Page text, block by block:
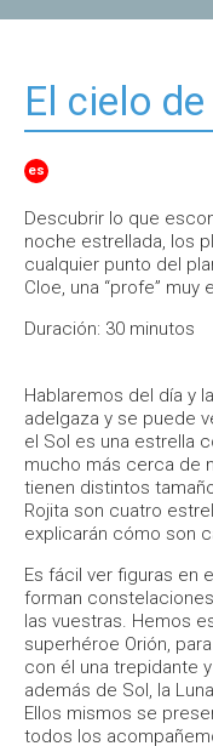
El cielo
es
Descubrir lo que
noche estrellada, los
cualquier punto del
Cloe, una “profe”
Duración: 30 minutos
Hablaremos del día y
adelgaza y se puede
el Sol es una estrella
mucho más cerca de
tienen distintos
Rojita son cuatro
explicarán cómo son
Es fácil ver figuras en
forman
las vuestras. Hemos
superhéroe Orión,
con él una trepidante
además de Sol, la
Ellos mismos se
todos los